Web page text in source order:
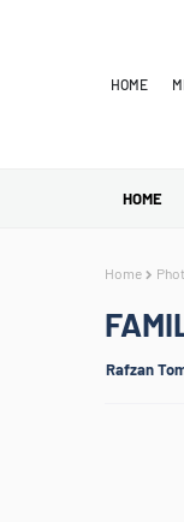
HOME
HOME
Home
Rafzan